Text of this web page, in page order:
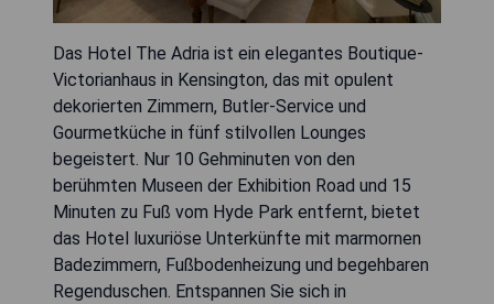
Das Hotel The Adria ist ein elegantes Boutique-
Victorianhaus in Kensington, das mit opulent
dekorierten Zimmern, Butler-Service und
Gourmetküche in fünf stilvollen Lounges
begeistert. Nur 10 Gehminuten von den
berühmten Museen der Exhibition Road und 15
Minuten zu Fuß vom Hyde Park entfernt, bietet
das Hotel luxuriöse Unterkünfte mit marmornen
Badezimmern, Fußbodenheizung und begehbaren
Regenduschen. Entspannen Sie sich in